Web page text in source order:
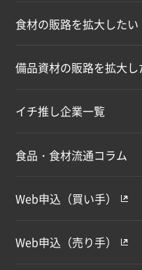
食材の販路を拡大したい
備品資材の販路を拡大し
イチ推し企業一覧
食品・食材流通コラム
Web申込（買い手）
Web申込（売り手）